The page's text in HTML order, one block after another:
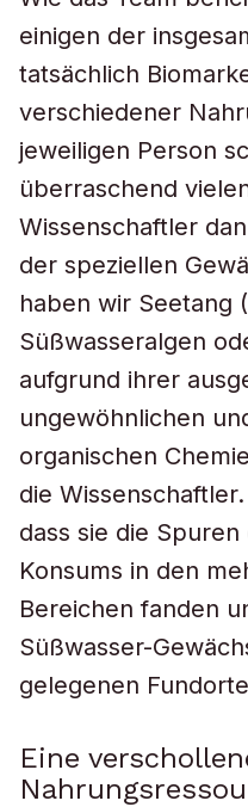
einigen der
tatsächlich
verschiedener
jeweiligen Person
überraschend
Wissenschaftler
der speziellen
haben wir Seetang
Süßwasseralgen
aufgrund ihrer
ungewöhnlichen
organischen
die
dass sie die
Konsums in den
Bereichen fanden
Süßwasser-
gelegenen
Eine